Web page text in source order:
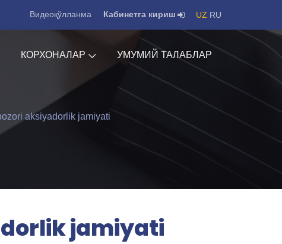
Видеоқўлланма Кабинетга кириш UZ RU
КОРХОНАЛАР УМУМИЙ ТАЛАБЛАР
aksiyadorlik jamiyati
jamiyati